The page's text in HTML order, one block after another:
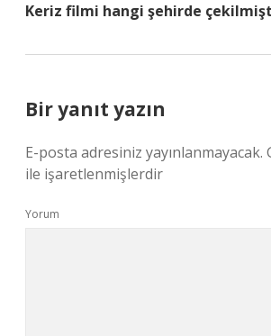
Keriz filmi hangi şehirde
Bir yanıt yazın
E-posta adresiniz yayınlanmayacak.
ile işaretlenmişlerdir
Yorum